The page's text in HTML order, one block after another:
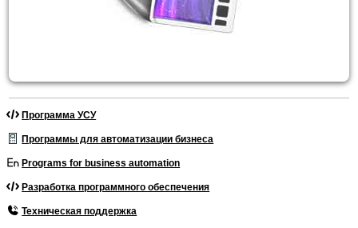
Программа УСУ
Программы для автоматизации бизнеса
Programs for business automation
Разработка программного обеспечения
Техническая поддержка